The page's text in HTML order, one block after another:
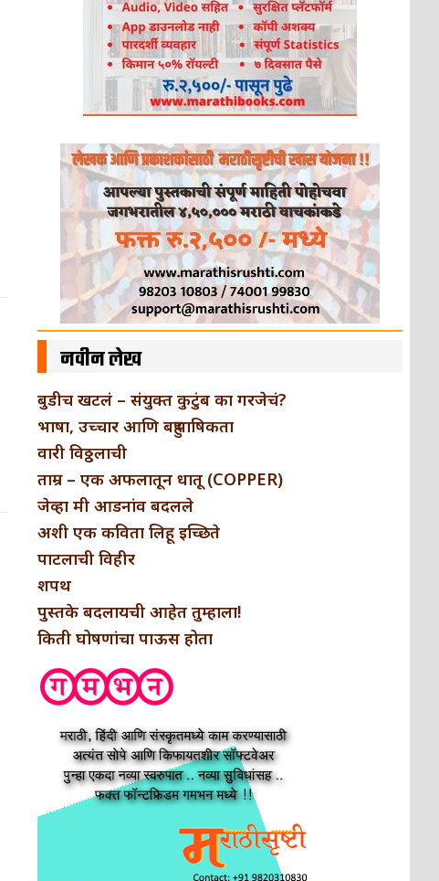
नवीन लेख
बुडीच खटलं – संयुक्त कुटुंब का गरजेचं?
भाषा, उच्चार आणि बहुभाषिकता
वारी विठ्ठलाची
ताम्र – एक अफलातून धातू (COPPER)
जेव्हा मी आडनांव बदलले
अशी एक कविता लिहू इच्छिते
पाटलाची विहीर
शपथ
पुस्तके बदलायची आहेत तुम्हाला!
किती घोषणांचा पाऊस होता